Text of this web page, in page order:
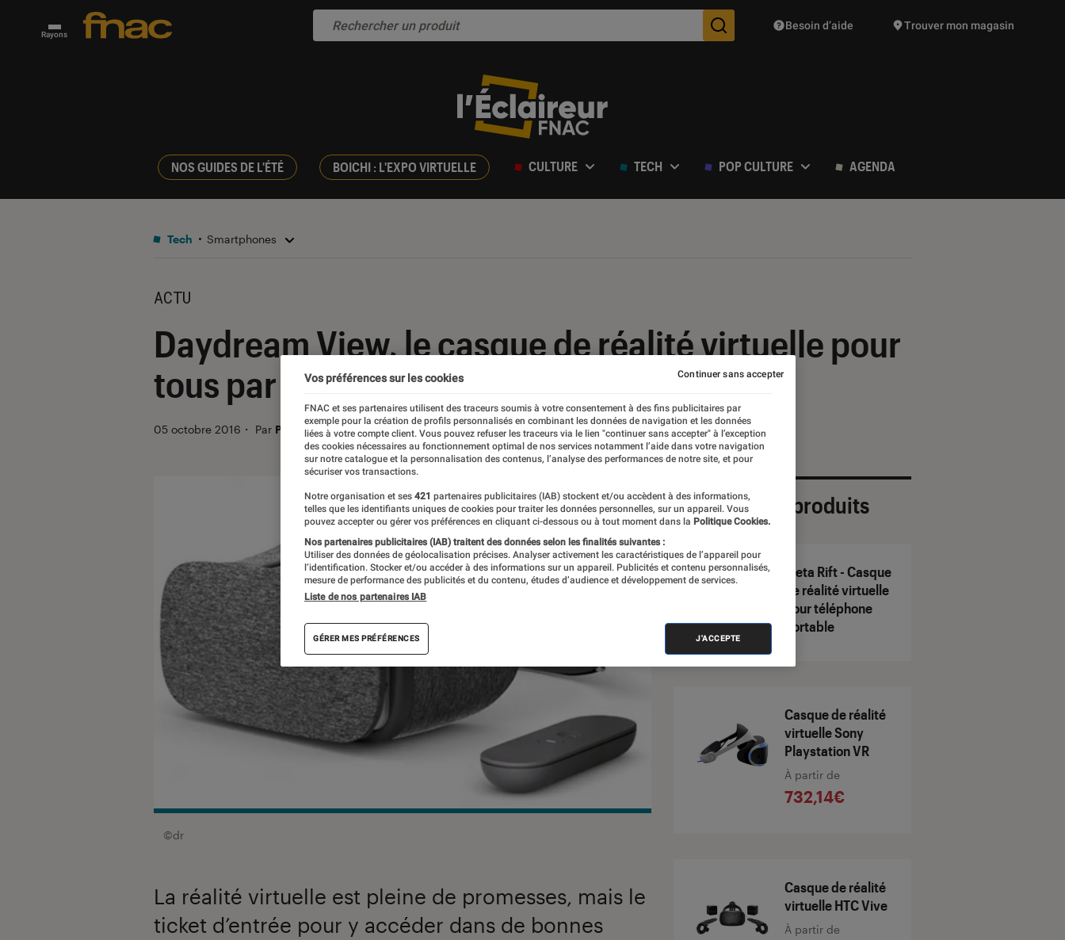
Rayons Des suggestions de produits vont vous être proposées
Besoin d’aide Trouver mon magasin
NOS GUIDES DE L'ÉTÉ BOICHI : L'EXPO VIRTUELLE CULTURE TECH POP CULTURE AGENDA
Tech Smartphones
ACTU
Daydream View, le casque de réalité virtuelle pour
tous par Google
05 octobre 2016 ・ Par Patrick
©dr
La réalité virtuelle est pleine de promesses, mais le
ticket d’entrée pour y accéder dans de bonnes
Sélection de produits
Meta Rift - Casque
de réalité virtuelle
pour téléphone
portable
Casque de réalité
virtuelle Sony
Playstation VR
À partir de
732,14€
Casque de réalité
virtuelle HTC Vive
À partir de
Vos préférences sur les cookies
FNAC et ses partenaires utilisent des traceurs soumis à votre consentement à des fins publicitaires par
exemple pour la création de profils personnalisés en combinant les données de navigation et les données
liées à votre compte client. Vous pouvez refuser les traceurs via le lien "continuer sans accepter" à l’exception
des cookies nécessaires au fonctionnement optimal de nos services notamment l’aide dans votre navigation
sur notre catalogue et la personnalisation des contenus, l’analyse des performances de notre site, et pour
sécuriser vos transactions.
Notre organisation et ses 421 partenaires publicitaires (IAB) stockent et/ou accèdent à des informations,
telles que les identifiants uniques de cookies pour traiter les données personnelles, sur un appareil. Vous
pouvez accepter ou gérer vos préférences en cliquant ci-dessous ou à tout moment dans la Politique Cookies.
Nos partenaires publicitaires (IAB) traitent des données selon les finalités suivantes :
Utiliser des données de géolocalisation précises. Analyser activement les caractéristiques de l’appareil pour
l’identification. Stocker et/ou accéder à des informations sur un appareil. Publicités et contenu personnalisés,
mesure de performance des publicités et du contenu, études d’audience et développement de services.
Liste de nos partenaires IAB
GÉRER MES PRÉFÉRENCES J'ACCEPTE
Continuer sans accepter